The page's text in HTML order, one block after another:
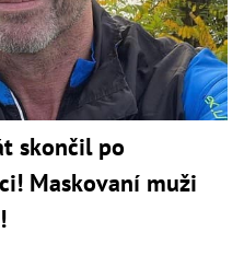
skončil po
Maskovaní muži